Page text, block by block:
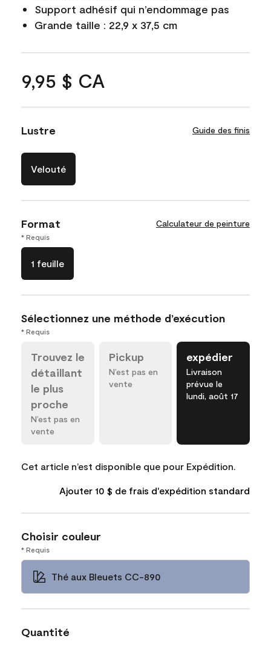
Support adhésif qui n’endommage pas
Grande taille : 22,9 x 37,5 cm
9,95 $ CA
Lustre Guide des finis
Velouté
Format Calculateur de peinture
* Requis
1 feuille
Sélectionnez une méthode d’exécution
* Requis
Trouvez le
détaillant
le plus
proche
N’est pas en
vente
Pickup
N’est pas en
vente
expédier
Livraison
prévue le
lundi, août 17
Cet article n’est disponible que pour Expédition.
Ajouter 10 $ de frais d'expédition standard
Choisir couleur
* Requis
Thé aux Bleuets CC-890
Quantité